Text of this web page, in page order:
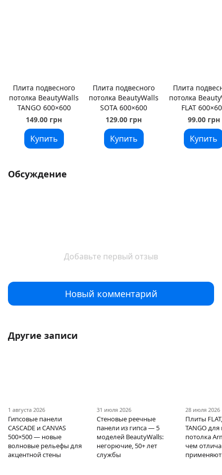
Плита подвесного
потолка BeautyWalls
TANGO 600×600
149.00 грн
Купить
Плита подвесного
потолка BeautyWalls
SOTA 600×600
129.00 грн
Купить
Плита
потолка
FLAT
99.00 грн
Купить
Обсуждение
Добавьте первый отзыв
Новый комментарий
Другие записи
1 августа 2026
Гипсовые панели
CASCADE и CANVAS
500×500 — новые
волновые рельефы для
акцентной стены
31 июля 2026
Стеновые реечные
панели из гипса — 5
моделей BeautyWalls:
негорючие, 50+ лет
службы
28 июля 2026
Плиты
TANGO
потолка
чем
применяют